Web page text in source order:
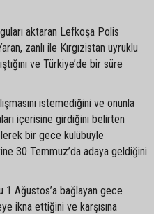
aktaran Lefkoşa Polis
zanlı ile Kırgızistan uyruklu
ve Türkiye’de bir süre
istemediğini ve onunla
içerisine girdiğini belirten
bir gece kulübüyle
30 Temmuz’da adaya geldiğini
1 Ağustos’a bağlayan gece
ikna ettiğini ve karşısına